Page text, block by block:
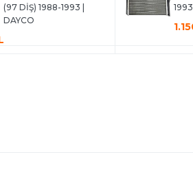
(97 DİŞ) 1988-1993 |
DAYCO